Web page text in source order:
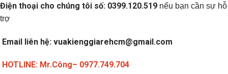
Điện thoại cho chúng tôi số: 0399.120.519 nếu bạn cần sự hỗ
trợ
Email liên hệ: vuakienggiarehcm@gmail.com
HOTLINE: Mr.Công– 0977.749.704